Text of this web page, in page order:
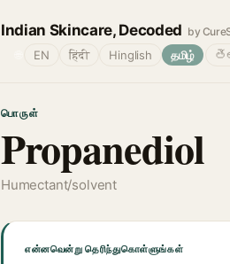
Indian Skincare, Decoded by
EN हिंदी Hinglish தமிழ்
பொருள்
Propanediol
Humectant/solvent
என்னவென்று தெரிந்துகொள்ளுங்கள்